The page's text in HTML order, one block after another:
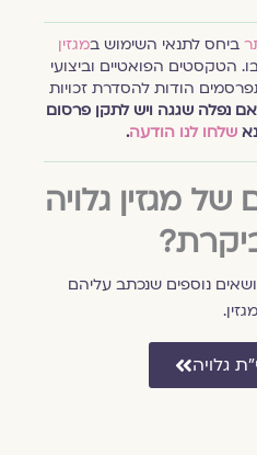
ביחס לתנאי השימוש ב מגזין
הפואטיים וביצועי
הודות להסדרת זכויות
נפלה שגגה ויש לתקן פרסום
שלחו לנו הודעה.
של מגזין גלויה
נוספים שנכתב עליהם
גלויה